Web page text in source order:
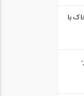
با